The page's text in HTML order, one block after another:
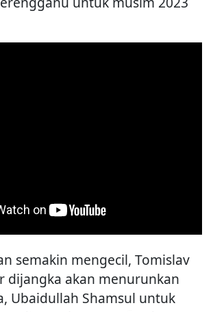
semakin mengecil, Tomislav
dijangka akan menurunkan
Ubaidullah Shamsul untuk